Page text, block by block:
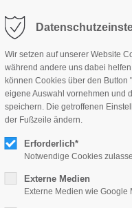
oder benötigen Sie
KONTAKT
PRODUKTE
Wir setzen auf unserer Website
während andere uns dabei
können Cookies über den
eigene Auswahl vornehmen und
speichern. Die getroffenen
der Fußzeile ändern.
Erforderlich*
Notwendige Cookies
Externe Medien
Externe Medien wie Google